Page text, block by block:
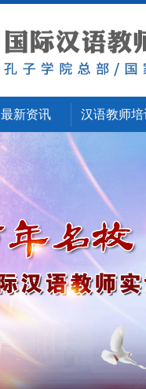
最新资讯 汉语教师培